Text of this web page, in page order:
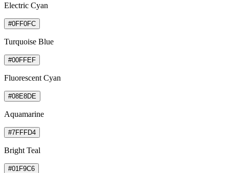
Electric Cyan
#0FF0FC
Turquoise Blue
#00FFEF
Fluorescent Cyan
#08E8DE
Aquamarine
#7FFFD4
Bright Teal
#01F9C6